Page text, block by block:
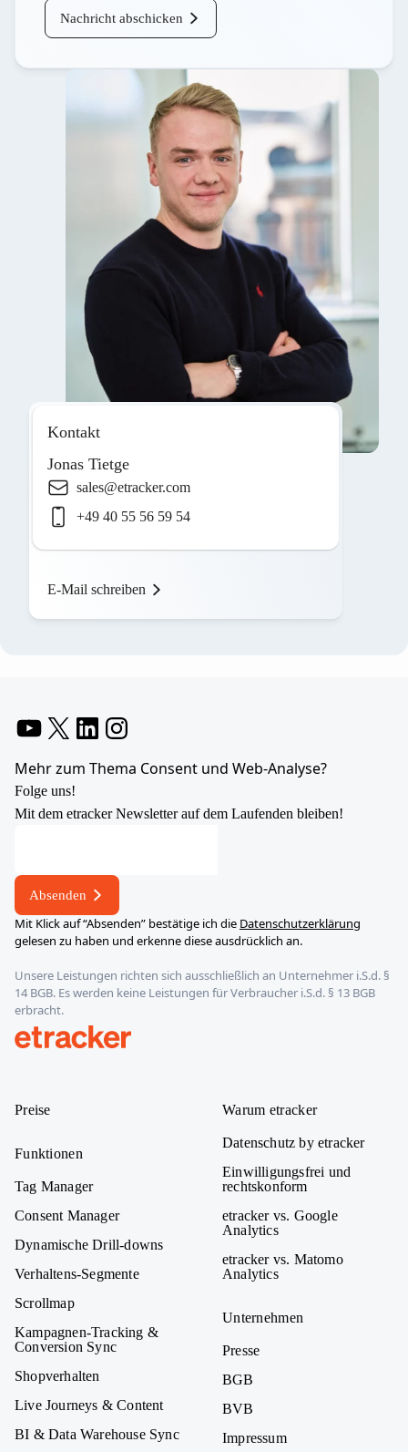
Nachricht abschicken
Kontakt
Jonas Tietge
sales@etracker.com
+49 40 55 56 59 54
E-Mail schreiben
Mehr zum Thema Consent und Web-Analyse?
Folge uns!
Mit dem etracker Newsletter auf dem Laufenden bleiben!
Absenden
Mit Klick auf “Absenden” bestätige ich die Datenschutzerklärung
gelesen zu haben und erkenne diese ausdrücklich an.
Unsere Leistungen richten sich ausschließlich an Unternehmer i.S.d. §
14 BGB. Es werden keine Leistungen für Verbraucher i.S.d. § 13 BGB
erbracht.
Preise
Funktionen
Tag Manager
Consent Manager
Dynamische Drill-downs
Verhaltens-Segmente
Scrollmap
Kampagnen-Tracking &
Conversion Sync
Shopverhalten
Live Journeys & Content
BI & Data Warehouse Sync
Warum etracker
Datenschutz by etracker
Einwilligungsfrei und
rechtskonform
etracker vs. Google
Analytics
etracker vs. Matomo
Analytics
Unternehmen
Presse
BGB
BVB
Impressum